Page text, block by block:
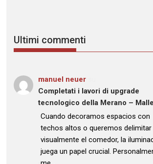
Ultimi commenti
manuel neuer
Completati i lavori di upgrade
tecnologico della Merano –
: “
Cuando decoramos espacios con
techos altos o queremos delimitar
visualmente el comedor, la
juega un papel crucial.